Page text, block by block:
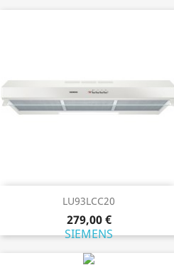
LU93LCC20
279,00 €
SIEMENS